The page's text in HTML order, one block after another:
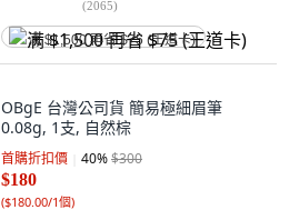
(2065)
满 $1,500 再省 $75 (王道卡)
OBgE 台灣公司貨 簡易極細眉筆
0.08g, 1支, 自然棕
首購折扣價 40%$300
$180
($180.00/1個)